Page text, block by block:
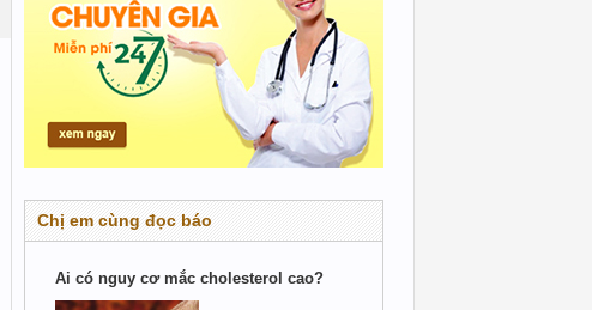
Chị em cùng đọc báo
Ai có nguy cơ mắc cholesterol cao?